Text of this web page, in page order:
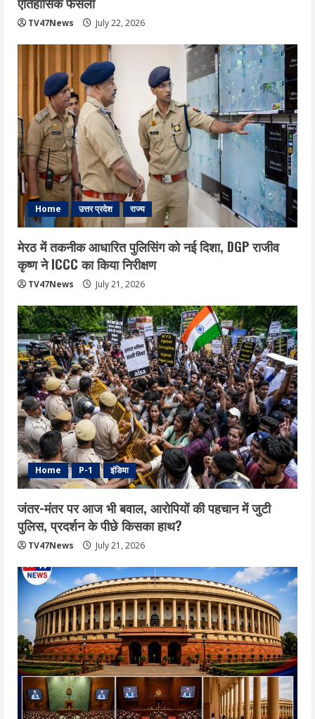
TV47News July 22, 2026
Home उत्तर प्रदेश राज्य
मेरठ में तकनीक आधारित पुलिसिंग को नई दिशा, DGP राजीव
कृष्ण ने ICCC का किया निरीक्षण
TV47News July 21, 2026
Home P-1 इंडिया
जंतर-मंतर पर आज भी बवाल, आरोपियों की पहचान में जुटी
पुलिस, प्रदर्शन के पीछे किसका हाथ?
TV47News July 21, 2026